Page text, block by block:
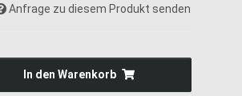
Anfrage zu diesem Produkt senden
In den Warenkorb